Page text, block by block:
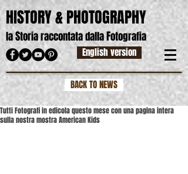
HISTORY & PHOTOGRAPHY
laStoria raccontata dallaFotografia
English version
BACK TO NEWS
Tutti Fotografi in edicola questo mese con una pagina intera
sulla nostra mostra American Kids